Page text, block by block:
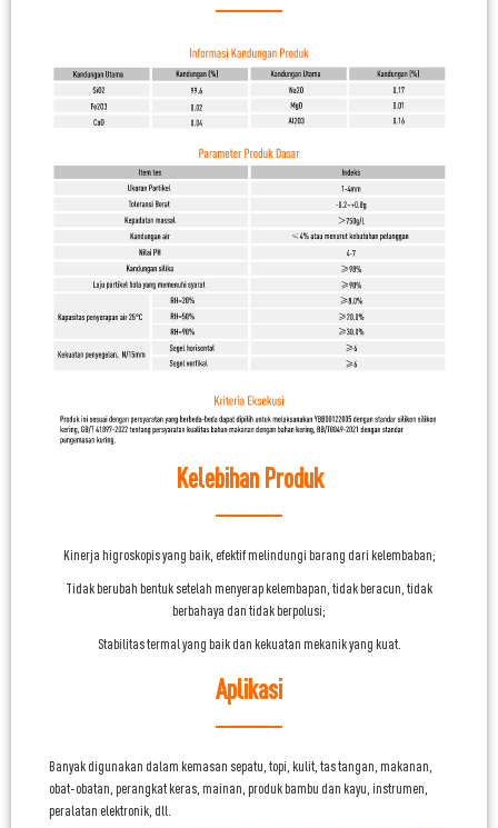
Kelebihan Produk
Kinerja higroskopis yang baik, efektif melindungi barang dari kelembaban;
Tidak berubah bentuk setelah menyerap kelembapan, tidak beracun, tidak
berbahaya dan tidak berpolusi;
Stabilitas termal yang baik dan kekuatan mekanik yang kuat.
Aplikasi
Banyak digunakan dalam kemasan sepatu, topi, kulit, tas tangan, makanan,
obat-obatan, perangkat keras, mainan, produk bambu dan kayu, instrumen,
peralatan elektronik, dll.